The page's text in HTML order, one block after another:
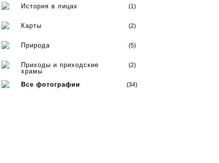
История в лицах (1)
Карты (2)
Природа (5)
Приходы и приходские
храмы
(2)
Все фотографии (34)